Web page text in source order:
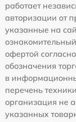
работает
авторизации от
указанные на
офертой
обозначения
в
перечень
организация не
указанных